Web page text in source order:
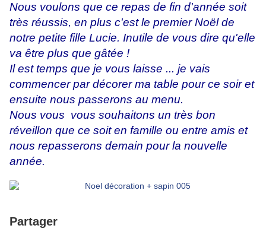
Nous voulons que ce repas de fin d'année soit
très réussis, en plus c'est le premier Noël de
notre petite fille Lucie. Inutile de vous dire qu'elle
va être plus que gâtée !
Il est temps que je vous laisse ... je vais
commencer par décorer ma table pour ce soir et
ensuite nous passerons au menu.
Nous vous vous souhaitons un très bon
réveillon que ce soit en famille ou entre amis et
nous repasserons demain pour la nouvelle
année.
Partager